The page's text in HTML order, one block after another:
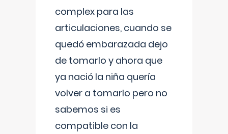
complex para las
articulaciones, cuando se
quedó embarazada dejo
de tomarlo y ahora que
ya nació la niña quería
volver a tomarlo pero no
sabemos si es
compatible con la